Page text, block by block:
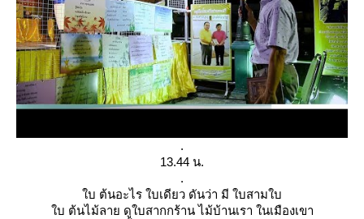
.
13.44 น.
.
บ ต้นอะไร ใบเดียว ดันว่า มี ใบสามใบ
บ ต้นไม้ลาย ดูใบสากกร้าน ไม้บ้านเรา ในเมืองเขา